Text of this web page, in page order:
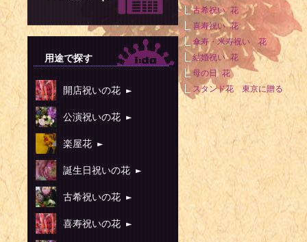
古希祝い 花
喜寿祝い 花
傘寿・米寿祝い 花
結婚祝い 花
母の日 花
スタンド花 東京に贈る
用途で探す
開店祝いの花 ►
公演祝いの花 ►
楽屋花 ►
誕生日祝いの花 ►
古希祝いの花 ►
喜寿祝いの花 ►